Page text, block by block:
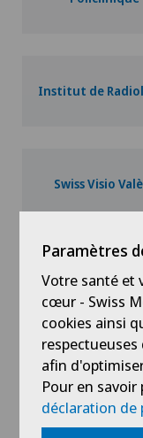
Institut de
Swiss Visio
Nos
Paramètres
Votre santé et
cœur - Swiss
cookies ainsi
afin
Pour en
déclaration de